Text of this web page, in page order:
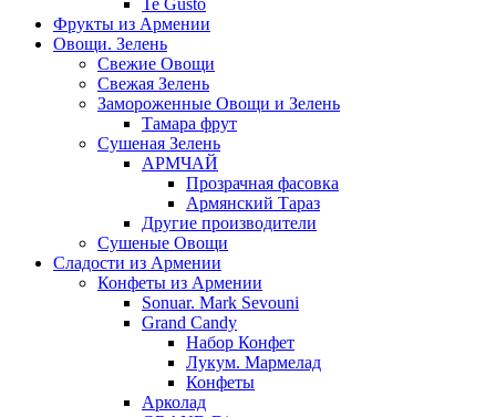
Te Gusto
Фрукты из Армении
Овощи. Зелень
Свежие Овощи
Свежая Зелень
Замороженные Овощи и Зелень
Тамара фрут
Сушеная Зелень
АРМЧАЙ
Прозрачная фасовка
Армянский Тараз
Другие производители
Сушеные Овощи
Сладости из Армении
Конфеты из Армении
Sonuar. Mark Sevouni
Grand Candy
Набор Конфет
Лукум. Мармелад
Конфеты
Арколад